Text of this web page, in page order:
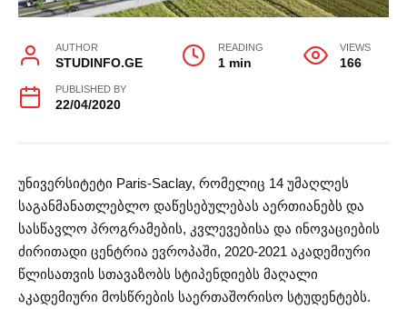
AUTHOR
STUDINFO.GE
READING
1 min
VIEWS
166
PUBLISHED BY
22/04/2020
უნივერსიტეტი Paris-Saclay, რომელიც 14 უმაღლეს
საგანმანათლებლო დაწესებულებას აერთიანებს და
სასწავლო პროგრამების, კვლევებისა და ინოვაციების
ძირითადი ცენტრია ევროპაში, 2020-2021 აკადემიური
წლისათვის სთავაზობს სტიპენდიებს მაღალი
აკადემიური მოსწრების საერთაშორისო სტუდენტებს.